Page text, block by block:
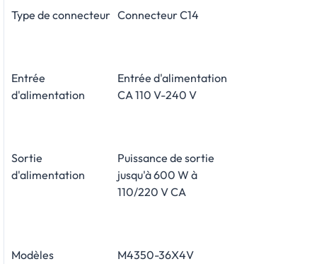
Type de connecteur Connecteur C14
Entrée
d'alimentation
Entrée d'alimentation
CA 110 V-240 V
Sortie
d'alimentation
Puissance de sortie
jusqu'à 600 W à
110/220 V CA
Modèles
M4350-36X4V